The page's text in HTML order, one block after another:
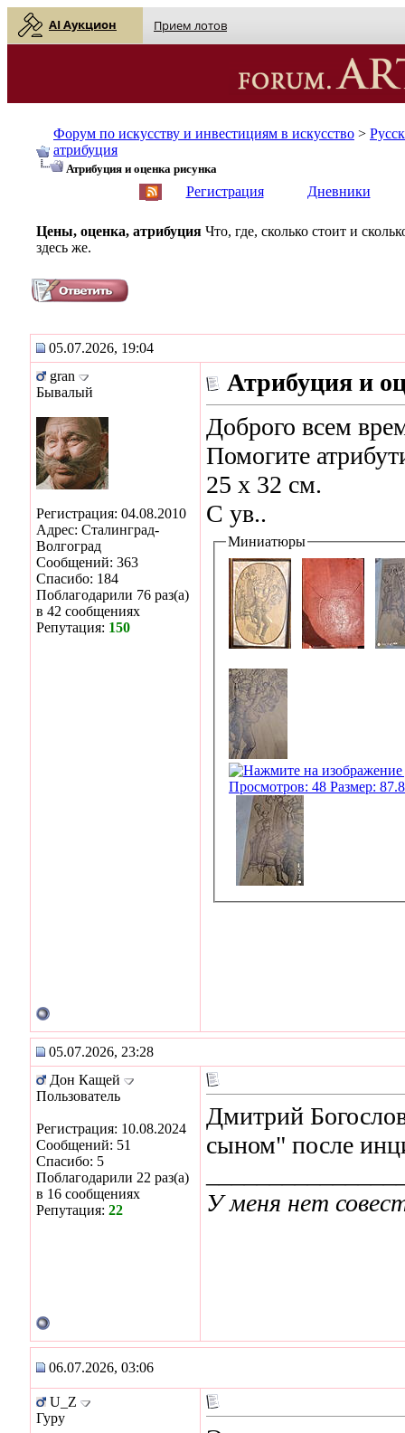
AI Аукцион Прием лотов
Форум по искусству и инвестициям в искусство >
атрибуция
Атрибуция и оценка рисунка
Регистрация Дневники
Цены, оценка, атрибуция Что, где, сколько стоит и
здесь же.
05.07.2026, 19:04
gran
Бывалый
Регистрация: 04.08.2010
Адрес: Сталинград-
Волгоград
Сообщений: 363
Спасибо: 184
Поблагодарили 76 раз(а)
в 42 сообщениях
Репутация: 150
Атрибуция и
Доброго всем
Помогите
25 х 32 см.
С ув..
Миниатюры
05.07.2026, 23:28
Дон Кащей
Пользователь
Регистрация: 10.08.2024
Сообщений: 51
Спасибо: 5
Поблагодарили 22 раз(а)
в 16 сообщениях
Репутация: 22
Дмитрий
сыном" после
У меня нет
06.07.2026, 03:06
U_Z
Гуру